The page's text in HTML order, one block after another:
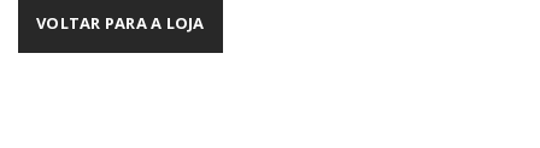
VOLTAR PARA A LOJA